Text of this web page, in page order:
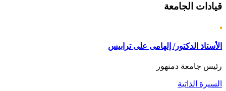
قيادات الجامعة
الأستاذ الدكتور/ إلهامى على ترابيس
رئيس جامعة دمنهور
السيرة الذاتية